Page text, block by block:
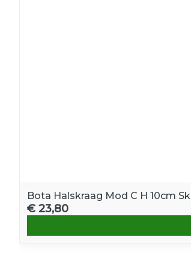
Bota Halskraag Mod C H 10cm
€ 23,80